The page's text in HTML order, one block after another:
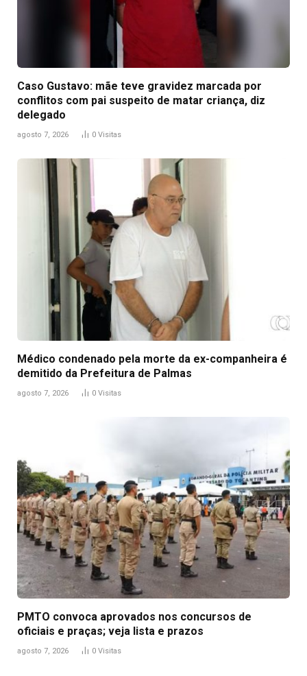
Caso Gustavo: mãe teve gravidez marcada por
conflitos com pai suspeito de matar criança, diz
delegado
agosto 7, 2026 0 Visitas
Médico condenado pela morte da ex-companheira é
demitido da Prefeitura de Palmas
agosto 7, 2026 0 Visitas
PMTO convoca aprovados nos concursos de
oficiais e praças; veja lista e prazos
agosto 7, 2026 0 Visitas